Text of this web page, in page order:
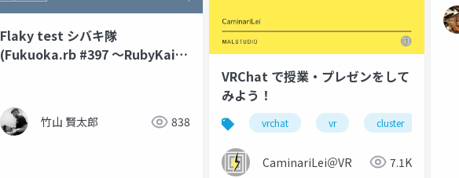
Flaky test シバキ隊
(Fukuoka.rb #397 〜RubyKaigi
竹山 賢太郎 838
VRChat で授業・プレゼンをして
みよう！
vrchat vr cluster
CaminariLei＠VR 7.1K